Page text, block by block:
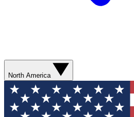
North America